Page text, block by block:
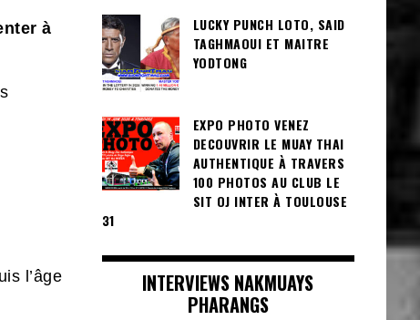
à
l’âge
LUCKY PUNCH LOTO, SAID
TAGHMAOUI ET MAITRE
YODTONG
EXPO PHOTO VENEZ
DECOUVRIR LE MUAY THAI
AUTHENTIQUE À TRAVERS
100 PHOTOS AU CLUB LE
SIT OJ INTER À TOULOUSE
31
INTERVIEWS NAKMUAYS
PHARANGS